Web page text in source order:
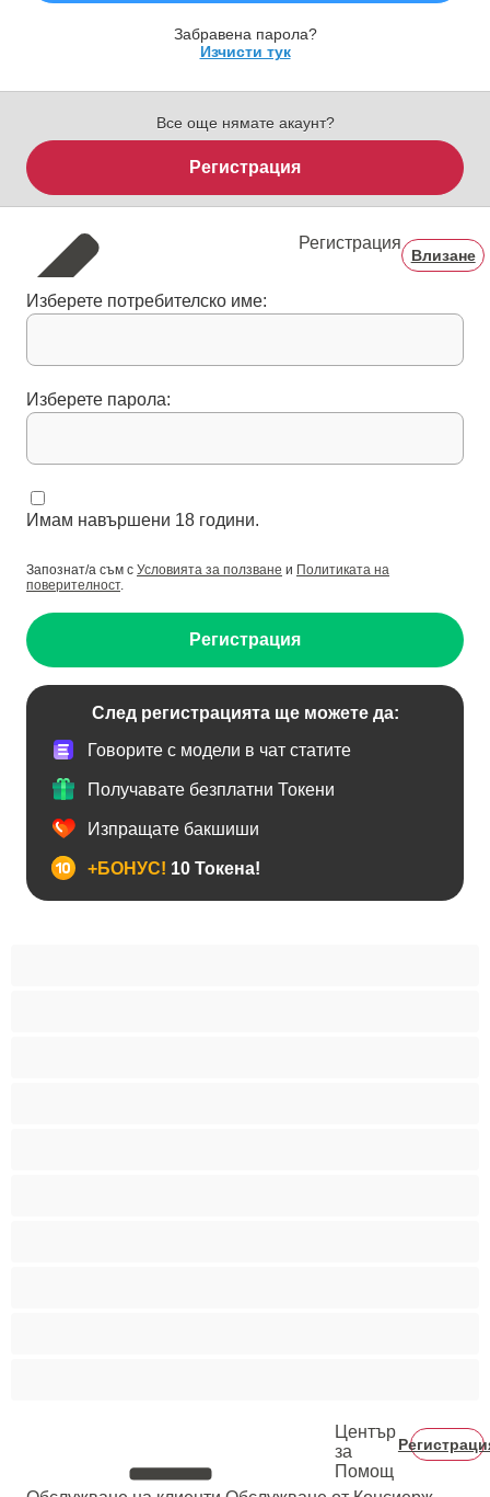
Забравена парола?
Изчисти тук
Все още нямате акаунт?
Регистрация
Регистрация
Влизане
Изберете потребителско име:
Изберете парола:
Имам навършени 18 години.
Запознат/а съм с Условията за ползване и Политиката на
поверителност.
Регистрация
След регистрацията ще можете да:
Говорите с модели в чат статите
Получавате безплатни Токени
Изпращате бакшиши
+БОНУС! 10 Токена!
Център
за
Помощ